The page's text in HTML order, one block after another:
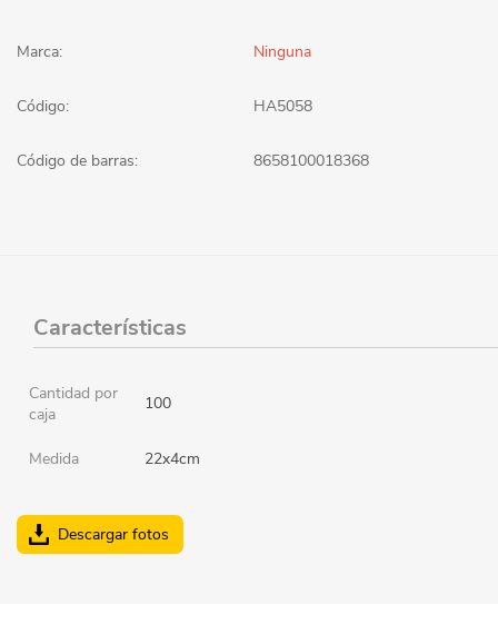
Marca: Ninguna
Código: HA5058
Código de barras: 8658100018368
Características
Cantidad por
caja
100
Medida 22x4cm
Descargar fotos